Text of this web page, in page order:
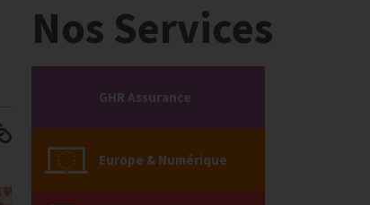
Nos Services
GHR Assurance
Europe & Numérique